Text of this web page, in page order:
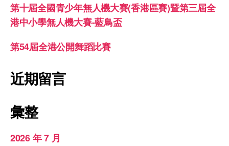
第十屆全國青少年無人機大賽(香港區賽)暨第三屆全
港中小學無人機大賽-藍鳥盃
第54屆全港公開舞蹈比賽
近期留言
彙整
2026 年 7 月